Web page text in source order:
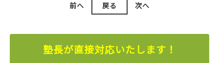
前へ 戻る 次へ
塾長が直接対応いたします！